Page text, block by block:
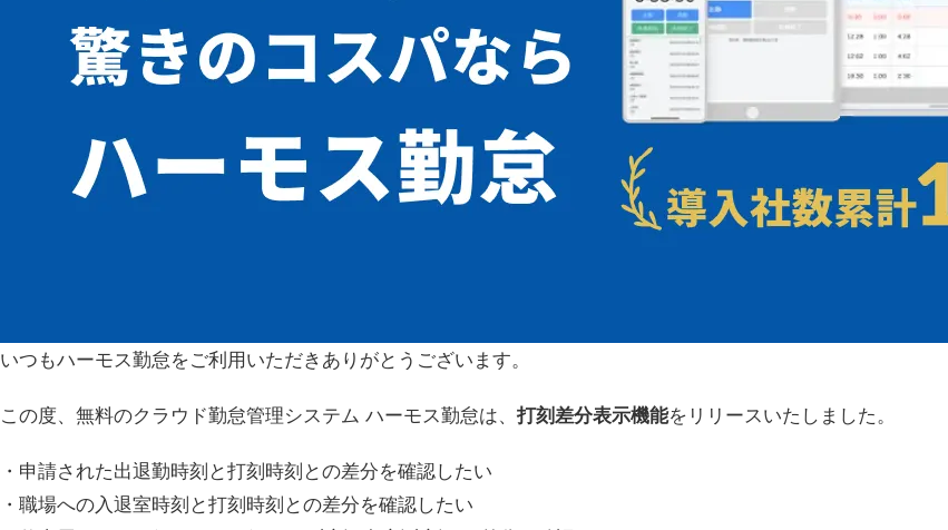
いつもハーモス勤怠をご利用いただきありがとうございます。
この度、無料のクラウド勤怠管理システム ハーモス勤怠は、 打刻差分表示機能をリリースいたしました。
・申請された出退勤時刻と打刻時刻との差分を確認したい
・職場への入退室時刻と打刻時刻との差分を確認したい